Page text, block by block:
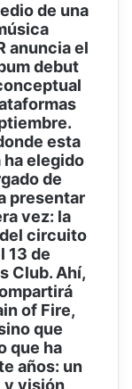
de una
anuncia el
debut
esta
ha elegido
de
presentar
vez: la
del circuito
13 de
Club. Ahí,
of Fire,
que
que ha
años: un
y visión